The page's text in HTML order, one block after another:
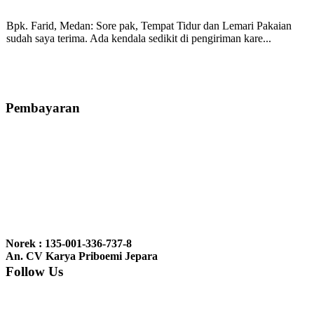
Bpk. Farid, Medan: Sore pak, Tempat Tidur dan Lemari Pakaian
sudah saya terima. Ada kendala sedikit di pengiriman kare...
bale2 dan kursi teras saya sudah saya terima dan p...
nyesel deh beli geby...
Pembayaran
Norek : 135-001-336-737-8
An. CV Karya Priboemi Jepara
Follow Us